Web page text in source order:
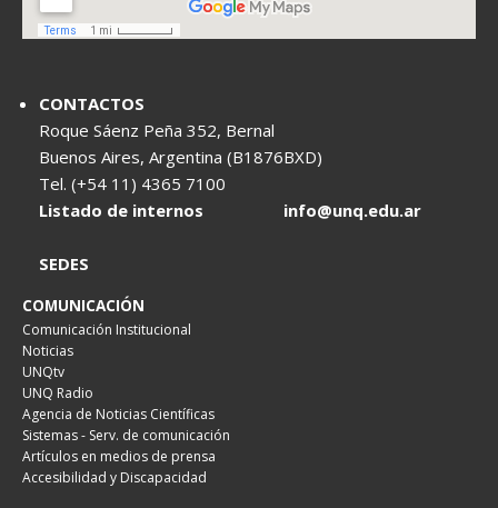
CONTACTOS
Roque Sáenz Peña 352, Bernal
Buenos Aires, Argentina (B1876BXD)
Tel. (+54 11) 4365 7100
Listado de internos
info@unq.edu.ar
SEDES
COMUNICACIÓN
Comunicación Institucional
Noticias
UNQtv
UNQ Radio
Agencia de Noticias Científicas
Sistemas - Serv. de comunicación
Artículos en medios de prensa
Accesibilidad y Discapacidad